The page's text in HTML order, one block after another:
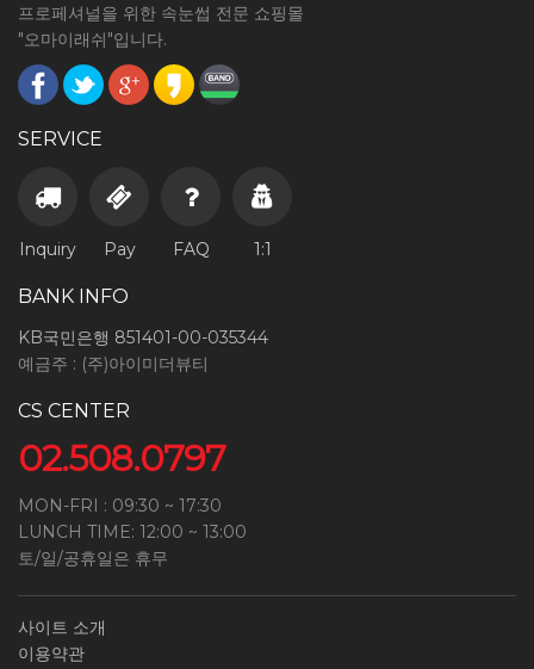
프로페셔널을 위한 속눈썹 전문 쇼핑몰
"오마이래쉬"입니다.
SERVICE
Inquiry Pay FAQ 1:1
BANK INFO
KB국민은행 851401-00-035344
예금주 : (주)아이미더뷰티
CS CENTER
02.508.0797
MON-FRI : 09:30 ~ 17:30
LUNCH TIME: 12:00 ~ 13:00
토/일/공휴일은 휴무
사이트 소개
이용약관